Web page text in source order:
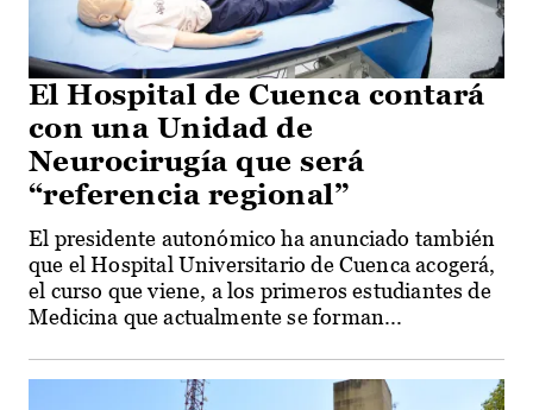
El Hospital de Cuenca contará
con una Unidad de
Neurocirugía que será
“referencia regional”
El presidente autonómico ha anunciado también
que el Hospital Universitario de Cuenca acogerá,
el curso que viene, a los primeros estudiantes de
Medicina que actualmente se forman...